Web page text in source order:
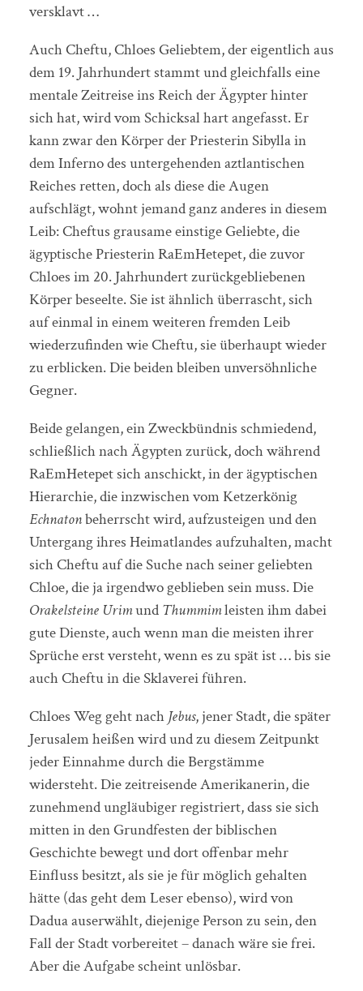
versklavt …
Auch Cheftu, Chloes Geliebtem, der eigentlich aus
dem 19. Jahrhundert stammt und gleichfalls eine
mentale Zeitreise ins Reich der Ägypter hinter
sich hat, wird vom Schicksal hart angefasst. Er
kann zwar den Körper der Priesterin Sibylla in
dem Inferno des untergehenden aztlantischen
Reiches retten, doch als diese die Augen
aufschlägt, wohnt jemand ganz anderes in diesem
Leib: Cheftus grausame einstige Geliebte, die
ägyptische Priesterin RaEmHetepet, die zuvor
Chloes im 20. Jahrhundert zurückgebliebenen
Körper beseelte. Sie ist ähnlich überrascht, sich
auf einmal in einem weiteren fremden Leib
wiederzufinden wie Cheftu, sie überhaupt wieder
zu erblicken. Die beiden bleiben unversöhnliche
Gegner.
Beide gelangen, ein Zweckbündnis schmiedend,
schließlich nach Ägypten zurück, doch während
RaEmHetepet sich anschickt, in der ägyptischen
Hierarchie, die inzwischen vom Ketzerkönig
Echnatonbeherrscht wird, aufzusteigen und den
Untergang ihres Heimatlandes aufzuhalten, macht
sich Cheftu auf die Suche nach seiner geliebten
Chloe, die ja irgendwo geblieben sein muss. Die
Orakelsteine Urimund Thummimleisten ihm dabei
gute Dienste, auch wenn man die meisten ihrer
Sprüche erst versteht, wenn es zu spät ist … bis sie
auch Cheftu in die Sklaverei führen.
Chloes Weg geht nach Jebus, jener Stadt, die später
Jerusalem heißen wird und zu diesem Zeitpunkt
jeder Einnahme durch die Bergstämme
widersteht. Die zeitreisende Amerikanerin, die
zunehmend ungläubiger registriert, dass sie sich
mitten in den Grundfesten der biblischen
Geschichte bewegt und dort offenbar mehr
Einfluss besitzt, als sie je für möglich gehalten
hätte (das geht dem Leser ebenso), wird von
Dadua auserwählt, diejenige Person zu sein, den
Fall der Stadt vorbereitet – danach wäre sie frei.
Aber die Aufgabe scheint unlösbar.